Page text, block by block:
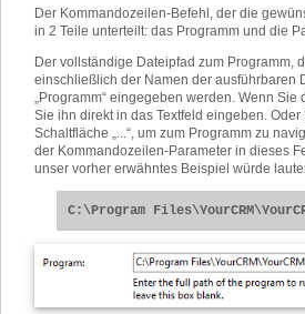
Der Kommandozeilen-Befehl, der die
in 2 Teile unterteilt: das Programm und die
Der vollständige Dateipfad zum Programm,
einschließlich der Namen der ausführbaren
„Programm“ eingegeben werden. Wenn Sie
Sie ihn direkt in das Textfeld eingeben.
Schaltfläche „...“, um zum Programm zu
der Kommandozeilen-Parameter in dieses
unser vorher erwähntes Beispiel würde
C:\Program